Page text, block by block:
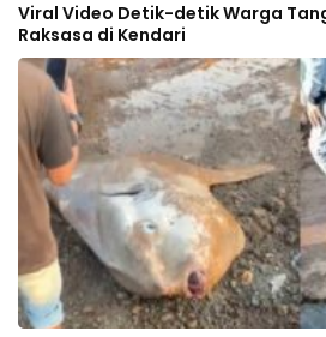
Viral Video Detik-detik Warga
Raksasa di Kendari